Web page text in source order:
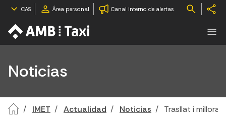
CAS Área personal Canal interno de alertas
Noticias
IMET Actualidad Noticias Trasllat i millora